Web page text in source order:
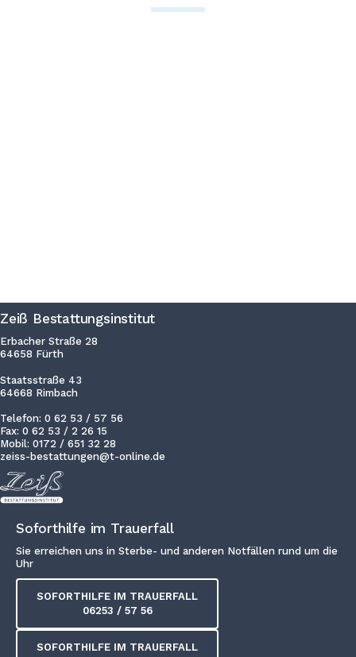
Zeiß Bestattungsinstitut
Erbacher Straße 28
64658 Fürth
Staatsstraße 43
64668 Rimbach
Telefon: 0 62 53 / 57 56
Fax: 0 62 53 / 2 26 15
Mobil: 0172 / 651 32 28
zeiss-bestattungen@t-online.de
Soforthilfe im Trauerfall
Sie erreichen uns in Sterbe- und anderen Notfällen rund um die
Uhr
SOFORTHILFE IM TRAUERFALL
06253 / 57 56
SOFORTHILFE IM TRAUERFALL